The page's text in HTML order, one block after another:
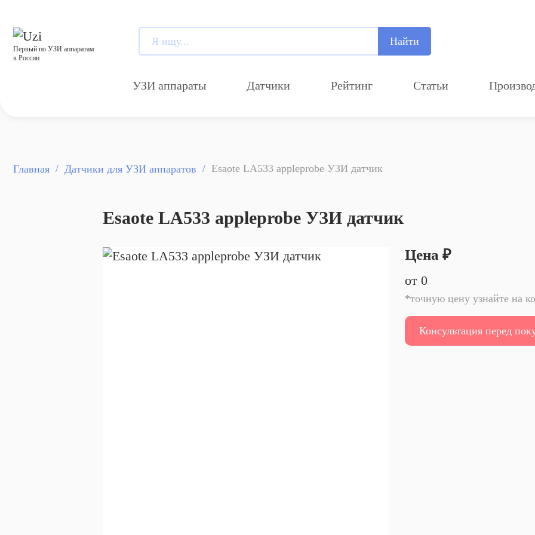
Первый по УЗИ аппаратам
в России
Найти
УЗИ аппараты Датчики Рейтинг Статьи
Главная Датчики для УЗИ аппаратов Esaote LA533 appleprobe УЗИ датчик
Esaote LA533 appleprobe УЗИ датчик
Цена ₽
от 0
*точную цену узнайте на
Консультация перед